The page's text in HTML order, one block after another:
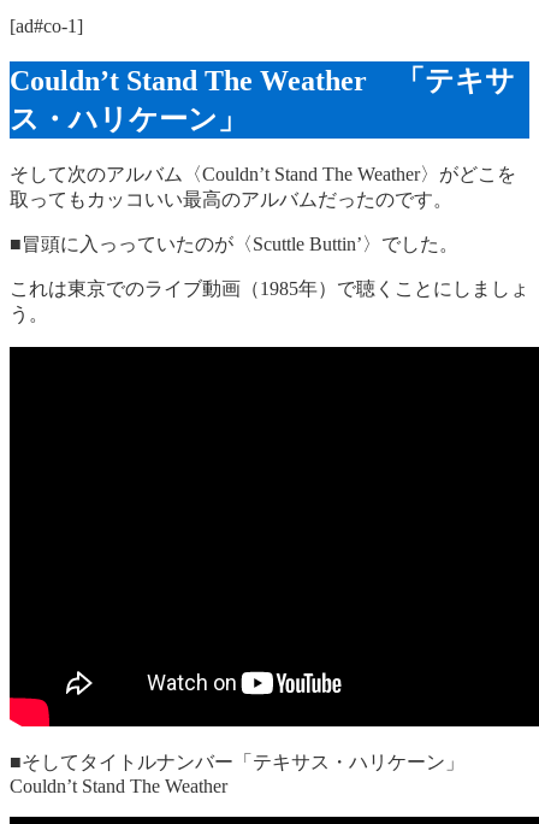
[ad#co-1]
Couldn’t Stand The Weather 「テキサ
ス・ハリケーン」
そして次のアルバム〈Couldn’t Stand The Weather〉がどこを
取ってもカッコいい最高のアルバムだったのです。
■冒頭に入っっていたのが〈Scuttle Buttin’〉でした。
これは東京でのライブ動画（1985年）で聴くことにしましょ
う。
■そしてタイトルナンバー「テキサス・ハリケーン」
Couldn’t Stand The Weather